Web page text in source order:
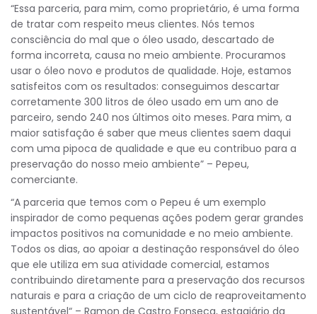
“Essa parceria, para mim, como proprietário, é uma forma
de tratar com respeito meus clientes. Nós temos
consciência do mal que o óleo usado, descartado de
forma incorreta, causa no meio ambiente. Procuramos
usar o óleo novo e produtos de qualidade. Hoje, estamos
satisfeitos com os resultados: conseguimos descartar
corretamente 300 litros de óleo usado em um ano de
parceiro, sendo 240 nos últimos oito meses. Para mim, a
maior satisfação é saber que meus clientes saem daqui
com uma pipoca de qualidade e que eu contribuo para a
preservação do nosso meio ambiente” – Pepeu,
comerciante.
“A parceria que temos com o Pepeu é um exemplo
inspirador de como pequenas ações podem gerar grandes
impactos positivos na comunidade e no meio ambiente.
Todos os dias, ao apoiar a destinação responsável do óleo
que ele utiliza em sua atividade comercial, estamos
contribuindo diretamente para a preservação dos recursos
naturais e para a criação de um ciclo de reaproveitamento
sustentável“ – Ramon de Castro Fonseca, estagiário da